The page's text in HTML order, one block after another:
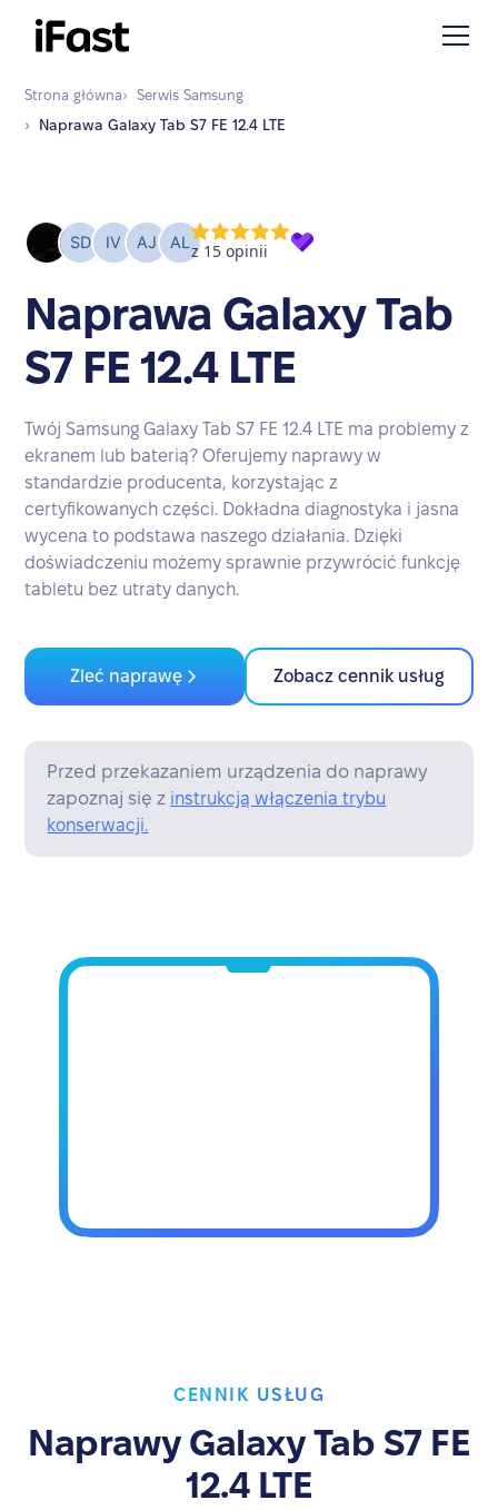
Strona główna› Serwis Samsung
›
Naprawa Galaxy Tab S7 FE 12.4 LTE
Naprawa Galaxy Tab
S7 FE 12.4 LTE
Twój Samsung Galaxy Tab S7 FE 12.4 LTE ma problemy z
ekranem lub baterią? Oferujemy naprawy w
standardzie producenta, korzystając z
certyfikowanych części. Dokładna diagnostyka i jasna
wycena to podstawa naszego działania. Dzięki
doświadczeniu możemy sprawnie przywrócić funkcję
tabletu bez utraty danych.
Zleć naprawę Zobacz cennik usług
Przed przekazaniem urządzenia do naprawy
zapoznaj się z instrukcją włączenia trybu
konserwacji.
CENNIK USŁUG
Naprawy Galaxy Tab S7 FE
12.4 LTE